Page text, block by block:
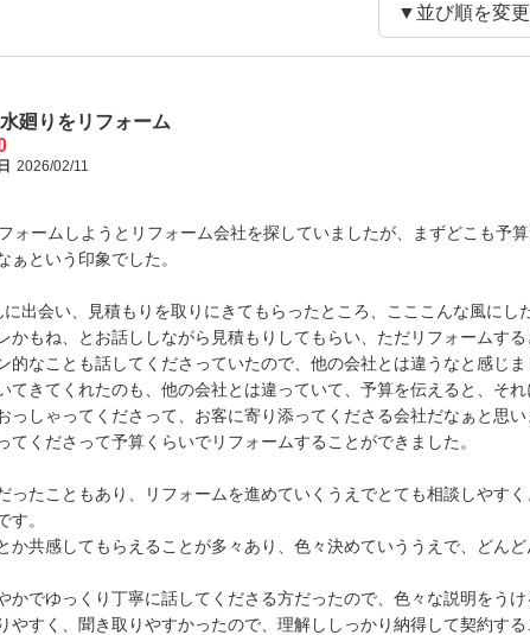
廻りをリフォーム
2026/02/11
ォームしようとリフォーム会社を探していましたが、まずどこも予
ぁという印象でした。
出会い、見積もりを取りにきてもらったところ、こここんな風にし
かもね、とお話ししながら見積もりしてもらい、ただリフォームする
的なことも話してくださっていたので、他の会社とは違うなと感じま
てきてくれたのも、他の会社とは違っていて、予算を伝えると、それ
っしゃってくださって、お客に寄り添ってくださる会社だなぁと思い
てくださって予算くらいでリフォームすることができました。
ったこともあり、リフォームを進めていくうえでとても相談しやす
す。
か共感してもらえることが多々あり、色々決めていううえで、どん
かでゆっくり丁寧に話してくださる方だったので、色々な説明をうけ
やすく、聞き取りやすかったので、理解ししっかり納得して契約する